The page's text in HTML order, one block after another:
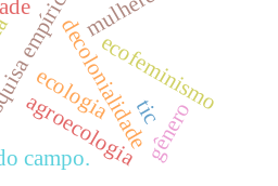
decolonialidade
ecologiaecofeminismo
agroecologiagênero
tic
campo.